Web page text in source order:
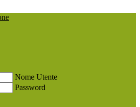
Nome Utente
Password